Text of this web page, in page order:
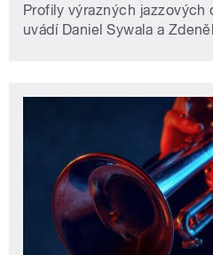
Profily výrazných
uvádí Daniel Sywala a